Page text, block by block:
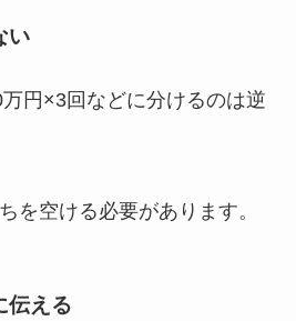
い
円×3回などに分けるのは逆
を空ける必要があります。
伝える